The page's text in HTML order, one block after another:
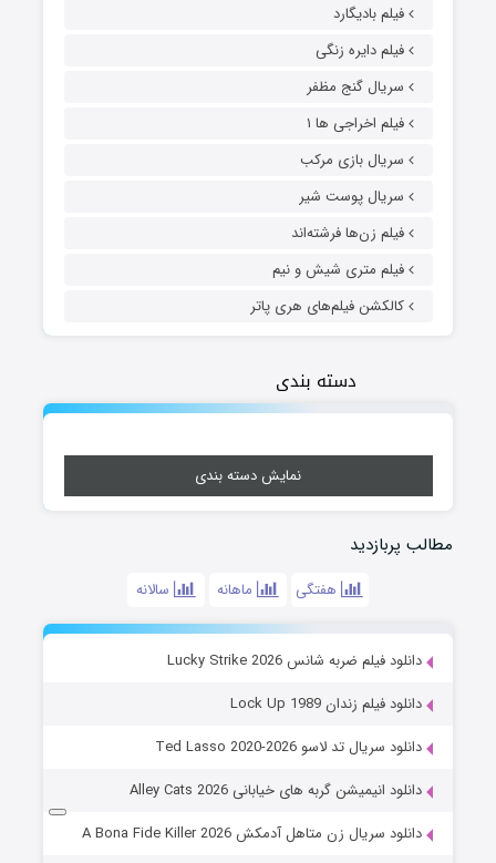
فیلم بادیگارد
فیلم دایره زنگی
سریال گنج مظفر
فیلم اخراجی ها ۱
سریال بازی مرکب
سریال پوست شیر
فیلم زن‌ها فرشته‌اند
فیلم متری شیش و نیم
کالکشن فیلم‌های هری پاتر
دسته بندی
نمایش دسته بندی
مطالب پربازدید
هفتگی ماهانه سالانه
دانلود فیلم ضربه شانس Lucky Strike 2026
دانلود فیلم زندان Lock Up 1989
دانلود سریال تد لاسو Ted Lasso 2020-2026
دانلود انیمیشن گربه های خیابانی Alley Cats 2026
دانلود سریال زن متاهل آدمکش A Bona Fide Killer 2026